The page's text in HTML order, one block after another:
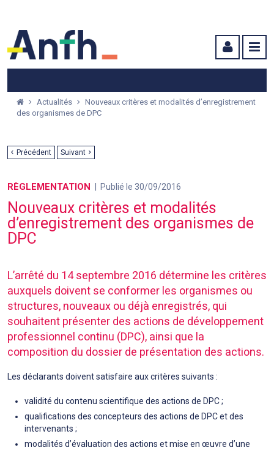
Actualités
Nouveaux critères et modalités d’enregistrement
des organismes de DPC
Précédent Suivant
RÈGLEMENTATION Publié le 30/09/2016
Nouveaux critères et modalités
d’enregistrement des organismes de
DPC
L’arrêté du 14 septembre 2016 détermine les critères
auxquels doivent se conformer les organismes ou
structures, nouveaux ou déjà enregistrés, qui
souhaitent présenter des actions de développement
professionnel continu (DPC), ainsi que la
composition du dossier de présentation des actions.
Les déclarants doivent satisfaire aux critères suivants :
validité du contenu scientifique des actions de DPC ;
qualifications des concepteurs des actions de DPC et des
intervenants ;
modalités d’évaluation des actions et mise en œuvre d’une